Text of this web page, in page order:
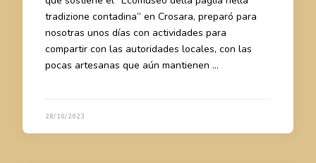
tradizione contadina” en Crosara, preparó para
nosotras unos días con actividades para
compartir con las autoridades locales, con las
pocas artesanas que aún mantienen …
28/10/2023